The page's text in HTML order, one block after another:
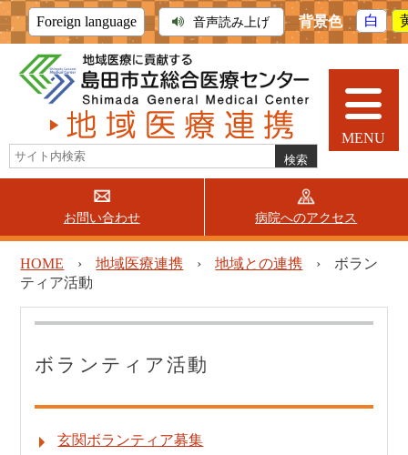
Foreign language 音声読み上げ 背景色 白
MENU
お問い合わせ 病院へのアクセス
当院について 外来受診
入院・面会
診療科・部門
医療機関の方へ
地域との連携
HOME › 地域医療連携 › 地域との連携 ›
ボラン
ティア活動
ボランティア活動
玄関ボランティア募集